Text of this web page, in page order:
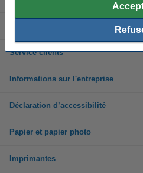
Service clients
Informations sur l'entreprise
Déclaration d’accessibilité
Papier et papier photo
Imprimantes